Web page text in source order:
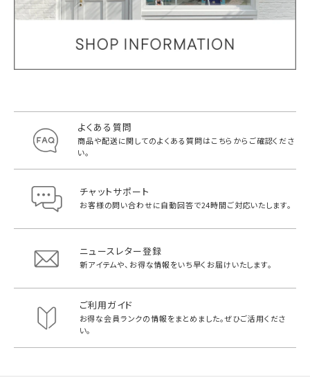
よくある質問
商品や配送に関してのよくある質問はこちらからご確認くださ
い。
チャットサポート
お客様の問い合わせに自動回答で24時間ご対応いたします。
ニュースレター登録
新アイテムや、お得な情報をいち早く お届けいたします。
ご利用ガイド
お得な会員ランクの情報をまとめました。ぜひご活用くださ
い。